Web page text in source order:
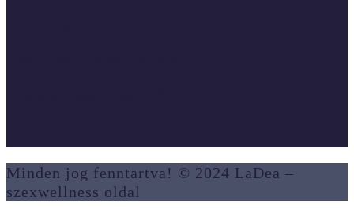
Minden jog fenntartva! © 2024 LaDea –
szexwellness oldal